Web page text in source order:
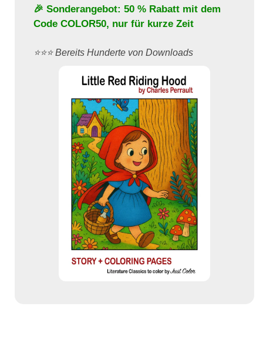
🎉 Sonderangebot: 50 % Rabatt mit dem
Code COLOR50, nur für kurze Zeit
⭐️⭐️⭐️ Bereits Hunderte von Downloads